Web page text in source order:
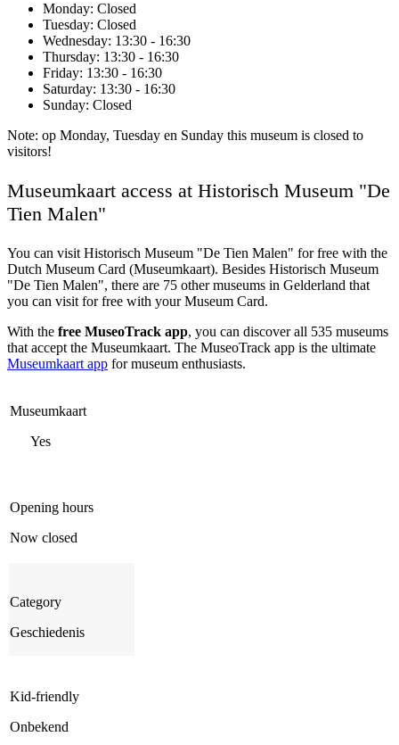
Monday: Closed
Tuesday: Closed
Wednesday: 13:30 - 16:30
Thursday: 13:30 - 16:30
Friday: 13:30 - 16:30
Saturday: 13:30 - 16:30
Sunday: Closed
Note: op Monday, Tuesday en Sunday this museum is closed to
visitors!
Museumkaart access at Historisch Museum "De
Tien Malen"
You can visit Historisch Museum "De Tien Malen" for free with the
Dutch Museum Card (Museumkaart). Besides Historisch Museum
"De Tien Malen", there are 75 other museums in Gelderland that
you can visit for free with your Museum Card.
With the free MuseoTrack app, you can discover all 535 museums
that accept the Museumkaart. The MuseoTrack app is the ultimate
Museumkaart app for museum enthusiasts.
Museumkaart
Yes
Opening hours
Now closed
Category
Geschiedenis
Kid-friendly
Onbekend